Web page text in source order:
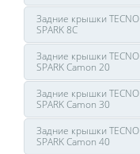
Задние крышки TECNO
SPARK 8C
Задние крышки TECNO
SPARK Camon 20
Задние крышки TECNO
SPARK Camon 30
Задние крышки TECNO
SPARK Camon 40